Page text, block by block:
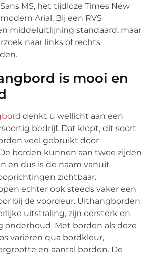
MS, het tijdloze Times New
Arial. Bij een RVS
middeluitlijning standaard, maar
naar links of rechts
is mooi en
denkt u wellicht aan een
bedrijf. Dat klopt, dit soort
veel gebruikt door
borden kunnen aan twee zijden
en dus is de naam vanuit
zichtbaar.
echter ook steeds vaker een
bij de voordeur. Uithangborden
uitstraling, zijn oersterk en
onderhoud. Met borden als deze
variëren qua bordkleur,
en aantal borden. De